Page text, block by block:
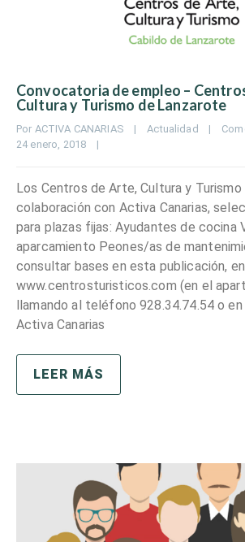
Convocatoria de empleo –
Cultura y Turismo de Lanzarote
Por ACTIVA CANARIAS | Actualidad |
24 enero, 2018 |
Los Centros de Arte, Cultura y
colaboración con Activa Canarias,
para plazas fijas: Ayudantes de cocina
aparcamiento Peones/as de
consultar bases en esta publicación,
www.centrosturisticos.com (en el
llamando al teléfono 928.34.74.54 o
Activa Canarias
LEER MÁS